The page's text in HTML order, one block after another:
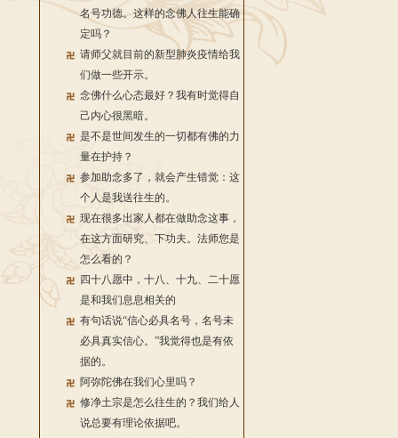
名号功德。这样的念佛人往生能确
定吗？
请师父就目前的新型肺炎疫情给我
们做一些开示。
念佛什么心态最好？我有时觉得自
己内心很黑暗。
是不是世间发生的一切都有佛的力
量在护持？
参加助念多了，就会产生错觉：这
个人是我送往生的。
现在很多出家人都在做助念这事，
在这方面研究、下功夫。法师您是
怎么看的？
四十八愿中，十八、十九、二十愿
是和我们息息相关的
有句话说“信心必具名号，名号未
必具真实信心。”我觉得也是有依
据的。
阿弥陀佛在我们心里吗？
修净土宗是怎么往生的？我们给人
说总要有理论依据吧。